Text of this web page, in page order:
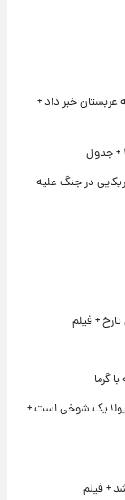
خبر داد +
در جنگ علیه
+ فیلم
گرما
یک شوخی است +
+ فیلم